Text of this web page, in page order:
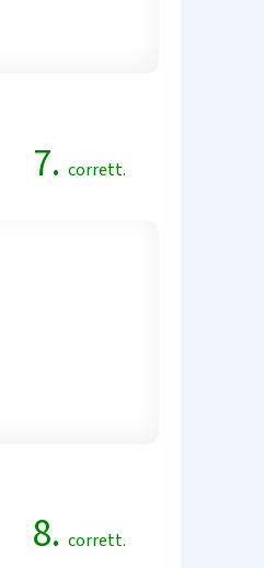
7. corrett.
8. corrett.